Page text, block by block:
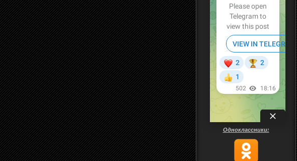
Одноклассники: